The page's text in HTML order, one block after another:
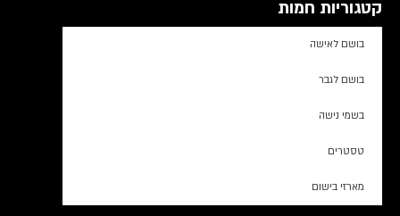
קטגוריות חמות
בושם לאישה
בושם לגבר
בשמי נישה
טסטרים
מארזי בישום